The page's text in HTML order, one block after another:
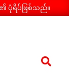
ပုံရိပ်ဖြစ်သည်။
Search